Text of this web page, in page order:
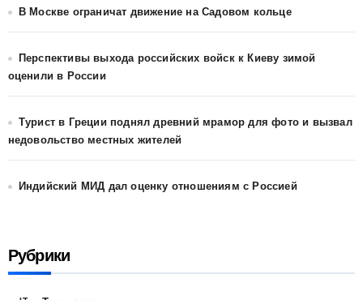
В Москве ограничат движение на Садовом кольце
Перспективы выхода российских войск к Киеву зимой
оценили в России
Турист в Греции поднял древний мрамор для фото и вызвал
недовольство местных жителей
Индийский МИД дал оценку отношениям с Россией
Рубрики